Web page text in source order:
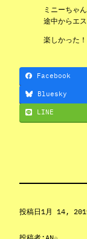
ミニーちゃ
途中からエ
楽しかった
Facebook
Bluesky
LINE
投稿日1月 14,